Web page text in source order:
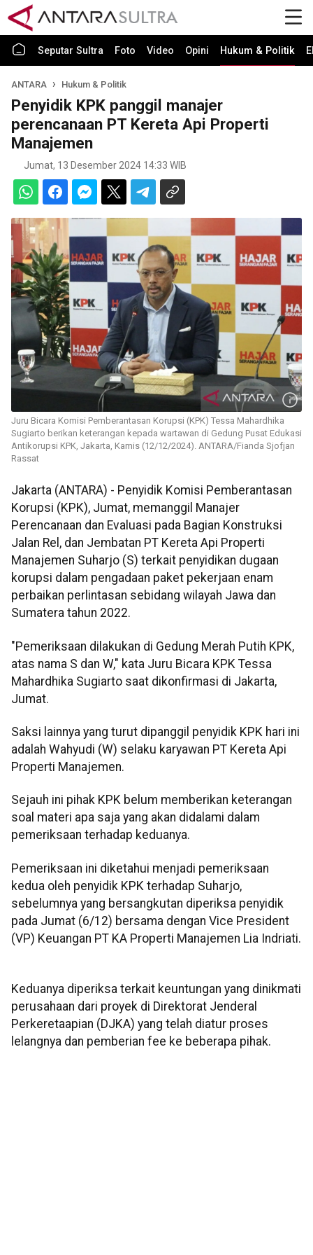
Seputar Sultra Foto Video Opini Hukum & Politik
ANTARA Hukum & Politik
Penyidik KPK panggil manajer
perencanaan PT Kereta Api Properti
Manajemen
Jumat, 13 Desember 2024 14:33 WIB
Juru Bicara Komisi Pemberantasan Korupsi (KPK) Tessa Mahardhika
Sugiarto berikan keterangan kepada wartawan di Gedung Pusat Edukasi
Antikorupsi KPK, Jakarta, Kamis (12/12/2024). ANTARA/Fianda Sjofjan
Rassat
Jakarta (ANTARA) - Penyidik Komisi Pemberantasan
Korupsi (KPK), Jumat, memanggil Manajer
Perencanaan dan Evaluasi pada Bagian Konstruksi
Jalan Rel, dan Jembatan PT Kereta Api Properti
Manajemen Suharjo (S) terkait penyidikan dugaan
korupsi dalam pengadaan paket pekerjaan enam
perbaikan perlintasan sebidang wilayah Jawa dan
Sumatera tahun 2022.
"Pemeriksaan dilakukan di Gedung Merah Putih KPK,
atas nama S dan W," kata Juru Bicara KPK Tessa
Mahardhika Sugiarto saat dikonfirmasi di Jakarta,
Jumat.
Saksi lainnya yang turut dipanggil penyidik KPK hari ini
adalah Wahyudi (W) selaku karyawan PT Kereta Api
Properti Manajemen.
Sejauh ini pihak KPK belum memberikan keterangan
soal materi apa saja yang akan didalami dalam
pemeriksaan terhadap keduanya.
Pemeriksaan ini diketahui menjadi pemeriksaan
kedua oleh penyidik KPK terhadap Suharjo,
sebelumnya yang bersangkutan diperiksa penyidik
pada Jumat (6/12) bersama dengan Vice President
(VP) Keuangan PT KA Properti Manajemen Lia Indriati.
Keduanya diperiksa terkait keuntungan yang dinikmati
perusahaan dari proyek di Direktorat Jenderal
Perkeretaapian (DJKA) yang telah diatur proses
lelangnya dan pemberian fee ke beberapa pihak.